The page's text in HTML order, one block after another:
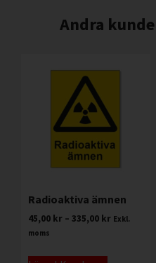
Andra
Radioaktiva ämnen
45,00 kr – 335,00 kr Exkl.
moms